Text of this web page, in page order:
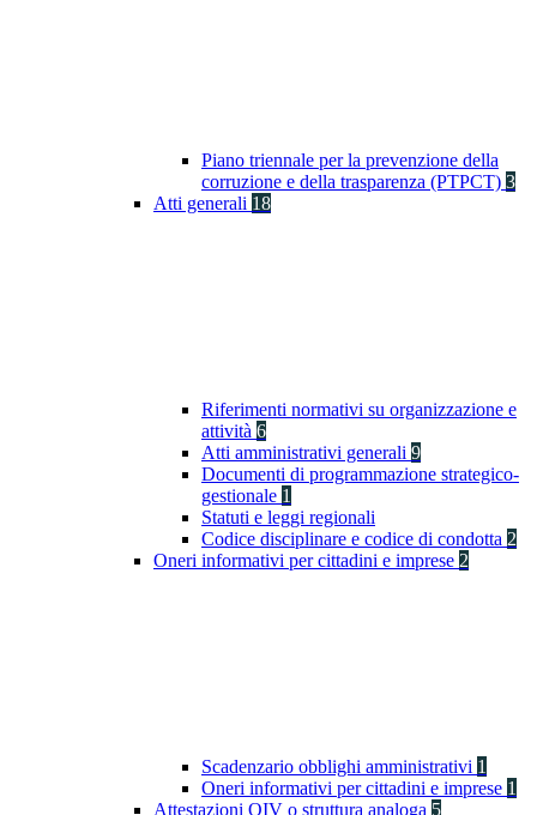
Piano triennale per la prevenzione della
corruzione e della trasparenza (PTPCT) 3
Atti generali 18
Riferimenti normativi su organizzazione e
attività 6
Atti amministrativi generali 9
Documenti di programmazione strategico-
gestionale 1
Statuti e leggi regionali
Codice disciplinare e codice di condotta 2
Oneri informativi per cittadini e imprese 2
Scadenzario obblighi amministrativi 1
Oneri informativi per cittadini e imprese 1
Attestazioni OIV o struttura analoga 5